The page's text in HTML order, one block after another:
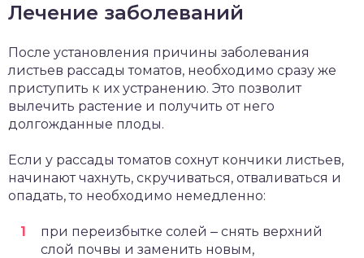
Лечение заболеваний
После установления причины заболевания
листьев рассады томатов, необходимо сразу же
приступить к их устранению. Это позволит
вылечить растение и получить от него
долгожданные плоды.
Если у рассады томатов сохнут кончики листьев,
начинают чахнуть, скручиваться, отваливаться и
опадать, то необходимо немедленно:
при переизбытке солей ‒ снять верхний
слой почвы и заменить новым,